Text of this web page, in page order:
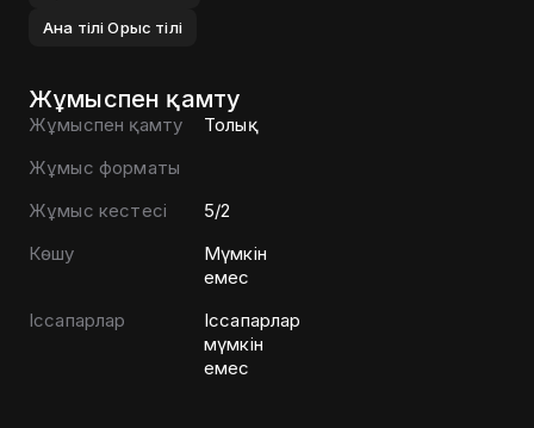
Ана тілі Орыс тілі
Жұмыспен қамту
Жұмыспен қамту
Толық
Жұмыс форматы
Жұмыс кестесі
5/2
Көшу
Мүмкін
емес
Іссапарлар
Іссапарлар
мүмкін
емес